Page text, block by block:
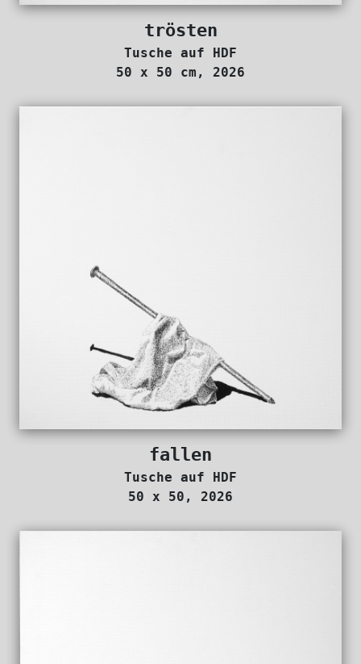
trösten
Tusche auf HDF
50 x 50 cm, 2026
fallen
Tusche auf HDF
50 x 50, 2026